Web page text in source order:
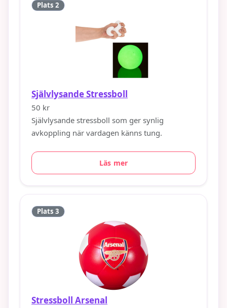
Plats 2
Självlysande Stressboll
50 kr
Självlysande stressboll som ger synlig
avkoppling när vardagen känns tung.
Läs mer
Plats 3
Stressboll Arsenal